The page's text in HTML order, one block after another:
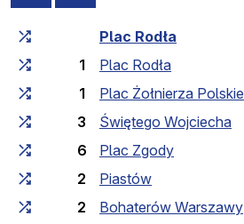
Fahrtzeit zunehmend
Plac Rodła
1
Plac Rodła
1
Plac Żołnierza
3
Świętego Wojciecha
6
Plac Zgody
2
Piastów
2
Bohaterów Warszawy